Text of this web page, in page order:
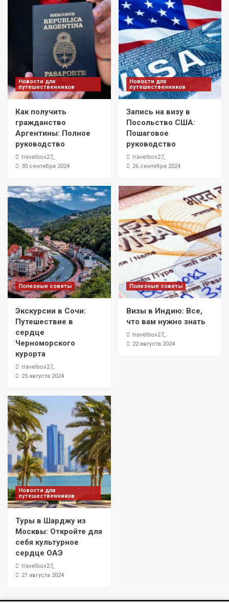
Новости для
путешественников
Как получить
гражданство
Аргентины: Полное
руководство
travelbox27_
30 сентября 2024
Новости для
путешественников
Запись на визу в
Посольство США:
Пошаговое
руководство
travelbox27_
26 сентября 2024
Полезные советы
Экскурсии в Сочи:
Путешествие в
сердце
Черноморского
курорта
travelbox27_
25 августа 2024
Полезные советы
Визы в Индию: Все,
что вам нужно знать
travelbox27_
22 августа 2024
Новости для
путешественников
Туры в Шарджу из
Москвы: Откройте для
себя культурное
сердце ОАЭ
travelbox27_
21 августа 2024